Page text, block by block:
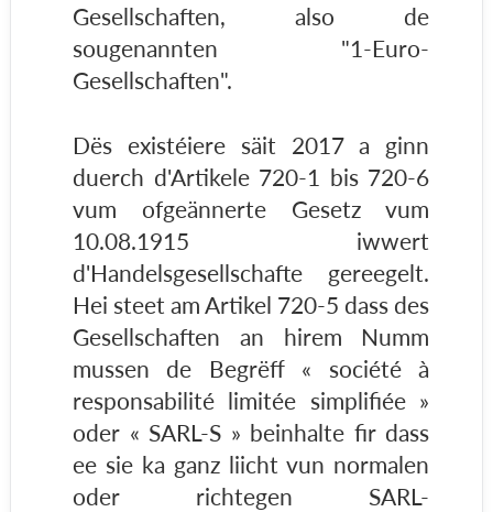
Gesellschaften, also de
sougenannten "1-Euro-
Gesellschaften".
Dës existéiere säit 2017 a ginn
duerch d'Artikele 720-1 bis 720-6
vum ofgeännerte Gesetz vum
10.08.1915 iwwert
d'Handelsgesellschafte gereegelt.
Hei steet am Artikel 720-5 dass des
Gesellschaften an hirem Numm
mussen de Begrëff « société à
responsabilité limitée simplifiée »
oder « SARL-S » beinhalte fir dass
ee sie ka ganz liicht vun normalen
oder richtegen SARL-